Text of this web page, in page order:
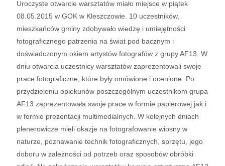
Uroczyste otwarcie warsztatów miało miejsce w piątek
08.05.2015 w GOK w Kleszczowie. 10 uczestników,
mieszkańców gminy zdobywało wiedzę i umiejętności
fotograficznego patrzenia na świat pod bacznym i
doświadczonym okiem artystów fotografów z grupy AF13. W
dniu otwarcia uczestnicy warsztatów zaprezentowali swoje
prace fotograficzne, które były omówione i ocenione. Po
przydzieleniu opiekunów poszczególnym uczestnikom grupa
AF13 zaprezentowała swoje prace w formie papierowej jak i
w formie prezentacji multimedialnych. W kolejnych dniach
plenerowicze mieli okazje na fotografowanie wiosny w
naturze, poznawanie technik fotograficznych, sprzętu, jego
doboru w zależności od potrzeb oraz sposobów obróbki